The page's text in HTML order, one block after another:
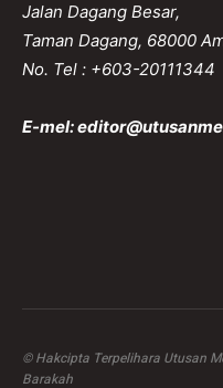
Jalan Dagang Besar,
Taman Dagang, 68000
No. Tel : +603-20111344
E-mel:
© Hakcipta Terpelihara Utusan
Barakah